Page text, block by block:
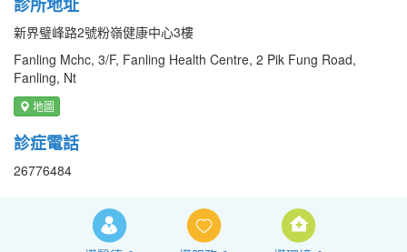
新界璧峰路2號粉嶺健康中心3樓
Fanling Mchc, 3/F, Fanling Health Centre, 2 Pik Fung Road,
Fanling, Nt
地圖
診症電話
26776484